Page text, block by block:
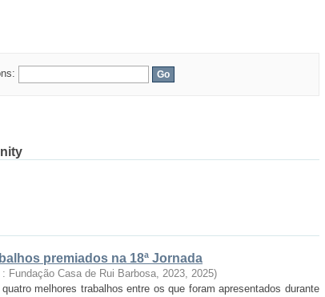
premiados na 18ª Jornada
: Fundação Casa de Rui Barbosa, 2023, 2025)
melhores trabalhos entre os que foram apresentados durante